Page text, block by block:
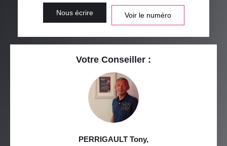
Nous écrire Voir le numéro
Votre Conseiller :
PERRIGAULT Tony,